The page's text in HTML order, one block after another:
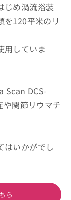
じめ渦流浴装
を120平米のリ
用していま
Scan DCS-
や関節リウマチ
はいかがでし
ら